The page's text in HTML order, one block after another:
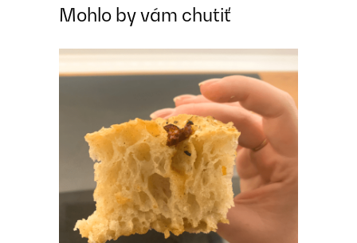
Mohlo by vám chutiť